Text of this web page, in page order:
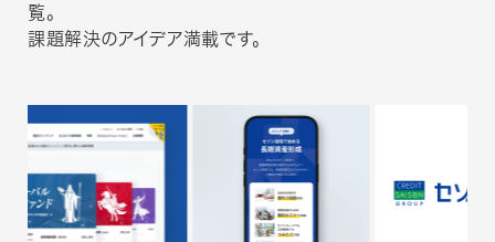
覧。
課題解決のアイデア満載です。